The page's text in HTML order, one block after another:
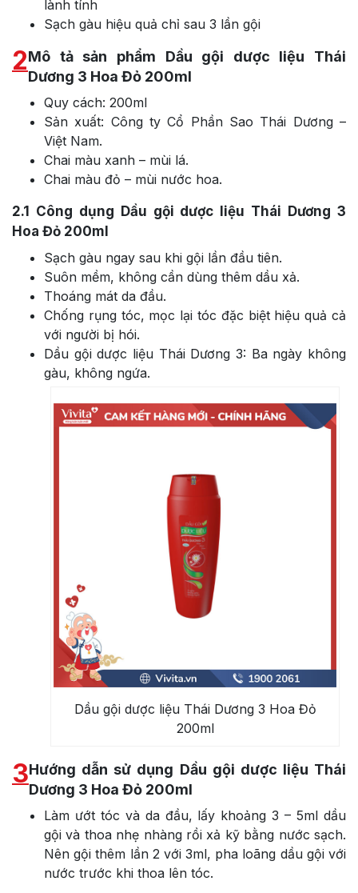
lành tính
Sạch gàu hiệu quả chỉ sau 3 lần gội
2Mô tả sản phẩm Dầu gội dược liệu Thái
Dương 3 Hoa Đỏ 200ml
Quy cách: 200ml
Sản xuất: Công ty Cổ Phần Sao Thái Dương –
Việt Nam.
Chai màu xanh – mùi lá.
Chai màu đỏ – mùi nước hoa.
2.1
Công dụng Dầu gội dược liệu Thái Dương 3
Hoa Đỏ 200ml
Sạch gàu ngay sau khi gội lần đầu tiên.
Suôn mềm, không cần dùng thêm dầu xả.
Thoáng mát da đầu.
Chống rụng tóc, mọc lại tóc đặc biệt hiệu quả cả
với người bị hói.
Dầu gội dược liệu Thái Dương 3: Ba ngày không
gàu, không ngứa.
Dầu gội dược liệu Thái Dương 3 Hoa Đỏ
200ml
3Hướng dẫn sử dụng Dầu gội dược liệu Thái
Dương 3 Hoa Đỏ 200ml
Làm ướt tóc và da đầu, lấy khoảng 3 – 5ml dầu
gội và thoa nhẹ nhàng rồi xả kỹ bằng nước sạch.
Nên gội thêm lần 2 với 3ml, pha loãng dầu gội với
nước trước khi thoa lên tóc.